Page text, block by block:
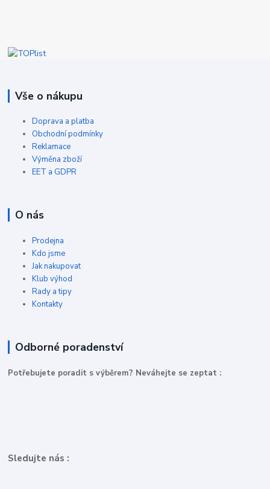
Vše o nákupu
Doprava a platba
Obchodní podmínky
Reklamace
Výměna zboží
EET a GDPR
O nás
Prodejna
Kdo jsme
Jak nakupovat
Klub výhod
Rady a tipy
Kontakty
Odborné poradenství
Potřebujete poradit s výběrem? Neváhejte se zeptat :
Sledujte nás :